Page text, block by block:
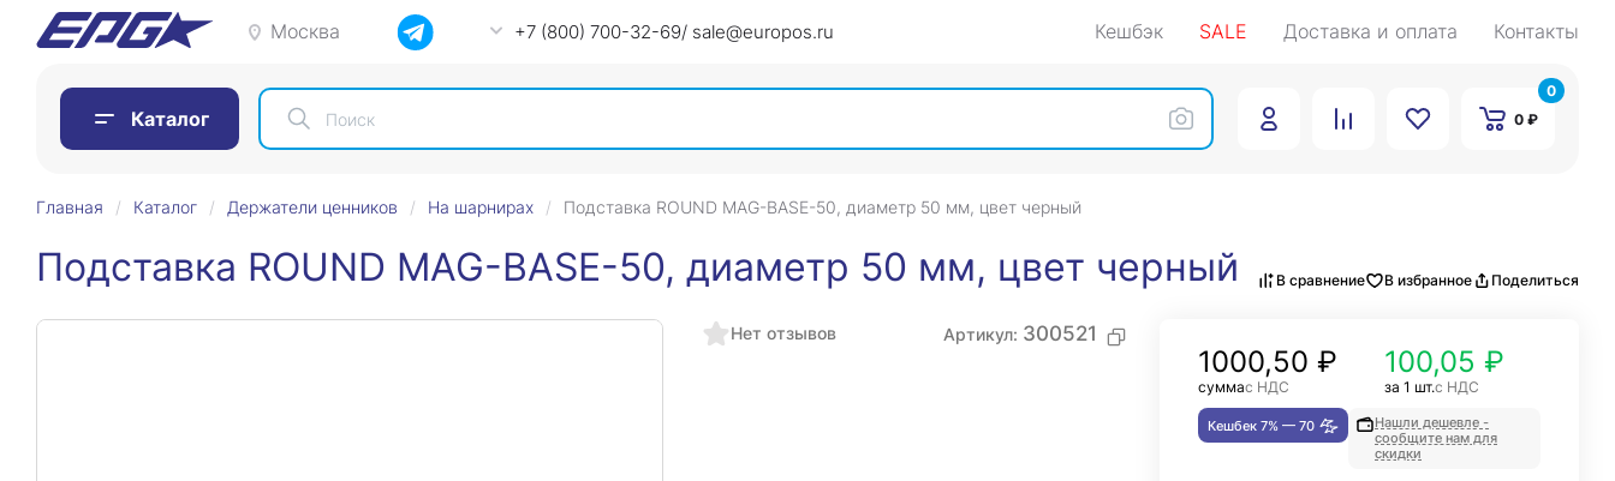
Москва +7 (800) 700-32-69/ sale@europos.ru Кешбэк SALE Доставка и оплата Контакты
Каталог 0 ₽
0
Главная Каталог Держатели ценников На шарнирах Подставка ROUND MAG-BASE-50, диаметр 50 мм, цвет черный
Подставка ROUND MAG-BASE-50, диаметр 50 мм, цвет черный В сравнение В избранное Поделиться
Нет отзывов Артикул: 300521
1000,50 ₽
суммас НДС
100,05 ₽
за 1 шт.с НДС
Кешбек 7% — 70
Нашли дешевле -
сообщите нам для
скидки